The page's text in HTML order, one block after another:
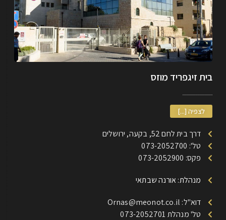
בית זיגפריד מוזס
לצפיה [...]
דרך בית לחם 52, בקעה, ירושלים
טל': 073-2052700
פקס: 073-2052900
מנהלת: אורנה שבתאי
דוא"ל: Ornas@meonot.co.il
טל' מנהלת 073-2052701